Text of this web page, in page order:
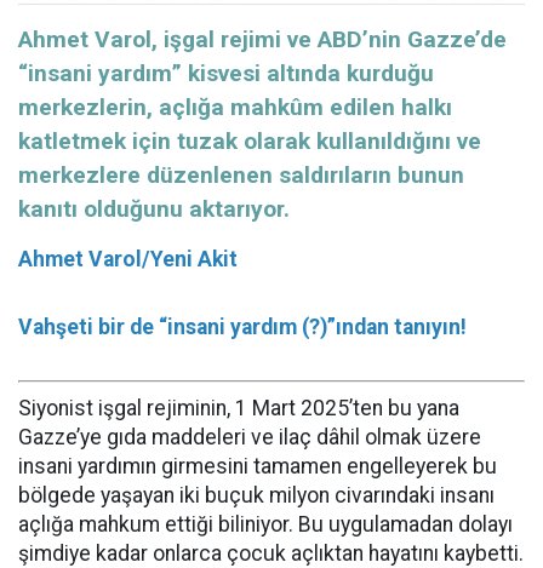
Ahmet Varol, işgal rejimi ve ABD’nin Gazze’de
“insani yardım” kisvesi altında kurduğu
merkezlerin, açlığa mahkûm edilen halkı
katletmek için tuzak olarak kullanıldığını ve
merkezlere düzenlenen saldırıların bunun
kanıtı olduğunu aktarıyor.
Ahmet Varol/Yeni Akit
Vahşeti bir de “insani yardım (?)”ından tanıyın!
Siyonist işgal rejiminin, 1 Mart 2025’ten bu yana
Gazze’ye gıda maddeleri ve ilaç dâhil olmak üzere
insani yardımın girmesini tamamen engelleyerek bu
bölgede yaşayan iki buçuk milyon civarındaki insanı
açlığa mahkum ettiği biliniyor. Bu uygulamadan dolayı
şimdiye kadar onlarca çocuk açlıktan hayatını kaybetti.